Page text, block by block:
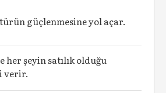
güçlenmesine yol açar.
her şeyin satılık olduğu
verir.